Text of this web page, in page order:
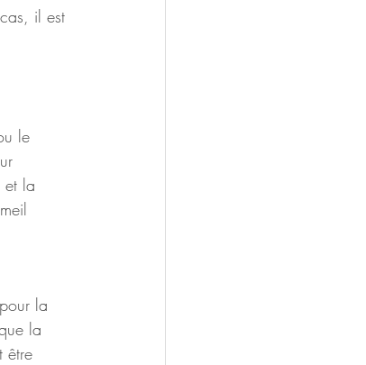
il est
le
et la
la
la
être